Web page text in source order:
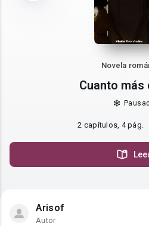
Novela
Cuanto más
2 capítulos, 4 pág.
Arisof
Autor